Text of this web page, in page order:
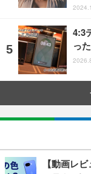
4:3
っ
【動画レ